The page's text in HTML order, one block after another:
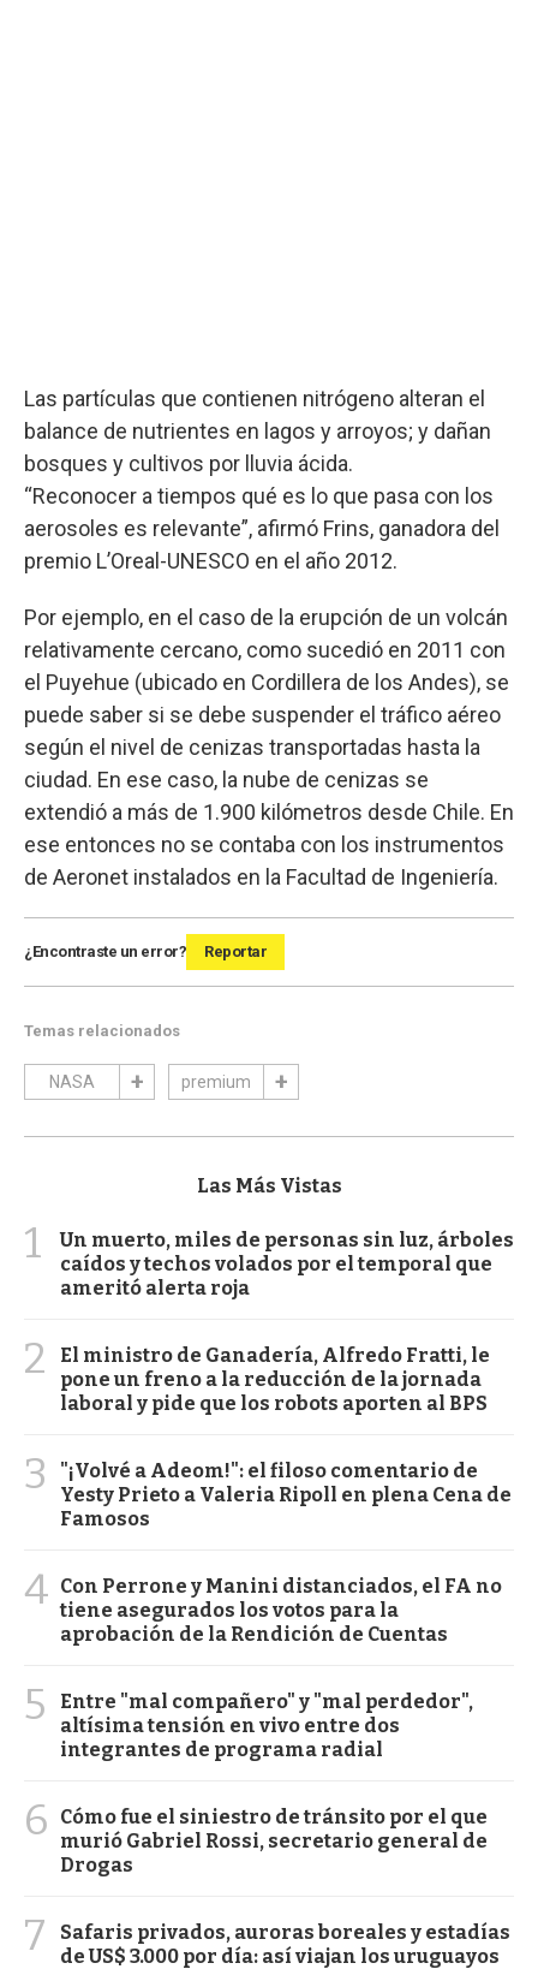
Las partículas que contienen nitrógeno alteran el
balance de nutrientes en lagos y arroyos; y dañan
bosques y cultivos por lluvia ácida.
“Reconocer a tiempos qué es lo que pasa con los
aerosoles es relevante”, afirmó Frins, ganadora del
premio L’Oreal-UNESCO en el año 2012.
Por ejemplo, en el caso de la erupción de un volcán
relativamente cercano, como sucedió en 2011 con
el Puyehue (ubicado en Cordillera de los Andes), se
puede saber si se debe suspender el tráfico aéreo
según el nivel de cenizas transportadas hasta la
ciudad. En ese caso, la nube de cenizas se
extendió a más de 1.900 kilómetros desde Chile. En
ese entonces no se contaba con los instrumentos
de Aeronet instalados en la Facultad de Ingeniería.
¿Encontraste un error? Reportar
Temas relacionados
NASA premium
Las Más Vistas
1
Un muerto, miles de personas sin luz, árboles
caídos y techos volados por el temporal que
ameritó alerta roja
2
El ministro de Ganadería, Alfredo Fratti, le
pone un freno a la reducción de la jornada
laboral y pide que los robots aporten al BPS
3
"¡Volvé a Adeom!": el filoso comentario de
Yesty Prieto a Valeria Ripoll en plena Cena de
Famosos
4 Con Perrone y Manini distanciados, el FA no
tiene asegurados los votos para la
aprobación de la Rendición de Cuentas
5
Entre "mal compañero" y "mal perdedor",
altísima tensión en vivo entre dos
integrantes de programa radial
6
Cómo fue el siniestro de tránsito por el que
murió Gabriel Rossi, secretario general de
Drogas
7
Safaris privados, auroras boreales y estadías
de US$ 3.000 por día: así viajan los uruguayos